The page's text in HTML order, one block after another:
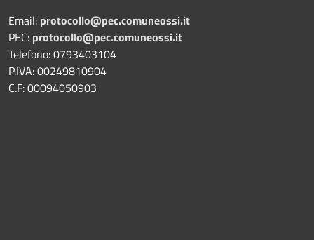
Email: protocollo@pec.comuneossi.it
PEC: protocollo@pec.comuneossi.it
Telefono: 0793403104
P.IVA: 00249810904
C.F: 00094050903